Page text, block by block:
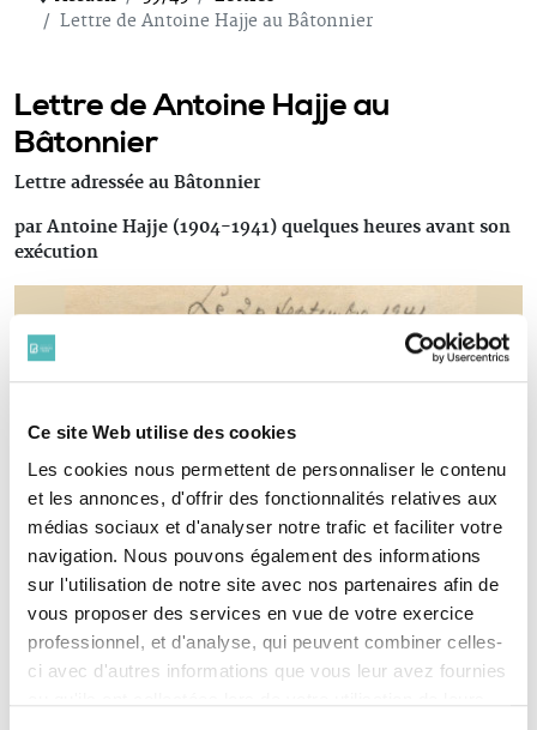
Ce site Web utilise des cookies
Les cookies nous permettent de personnaliser le contenu
et les annonces, d'offrir des fonctionnalités relatives aux
médias sociaux et d'analyser notre trafic et faciliter votre
navigation. Nous pouvons également des informations
sur l'utilisation de notre site avec nos partenaires afin de
vous proposer des services en vue de votre exercice
professionnel, et d'analyse, qui peuvent combiner celles-
ci avec d'autres informations que vous leur avez fournies
Lettre de Antoine Hajje au Bâtonnier
Lettre de Antoine Hajje au
Bâtonnier
Lettre adressée au Bâtonnier
par Antoine Hajje (1904-1941) quelques heures avant son
exécution